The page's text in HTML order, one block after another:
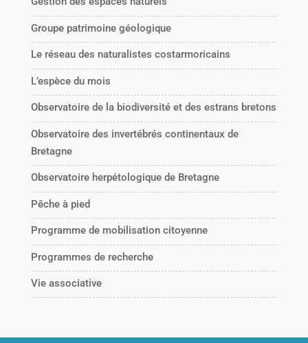
Groupe patrimoine géologique
Le réseau des naturalistes costarmoricains
L’espèce du mois
Observatoire de la biodiversité et des estrans bretons
Observatoire des invertébrés continentaux de
Bretagne
Observatoire herpétologique de Bretagne
Pêche à pied
Programme de mobilisation citoyenne
Programmes de recherche
Vie associative